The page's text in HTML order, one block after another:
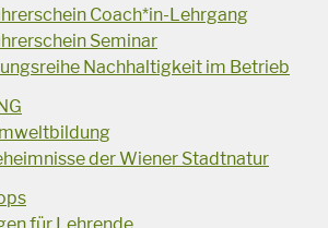
Coach*in-Lehrgang
Seminar
Nachhaltigkeit im Betrieb
der Wiener Stadtnatur
für Lehrende